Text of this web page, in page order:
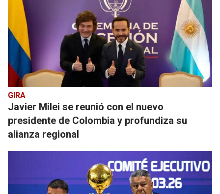
GIRA
Javier Milei se reunió con el nuevo
presidente de Colombia y profundiza su
alianza regional